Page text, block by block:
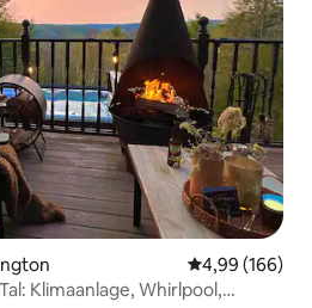
4,99 (166)
Klimaanlage, Whirlpool,